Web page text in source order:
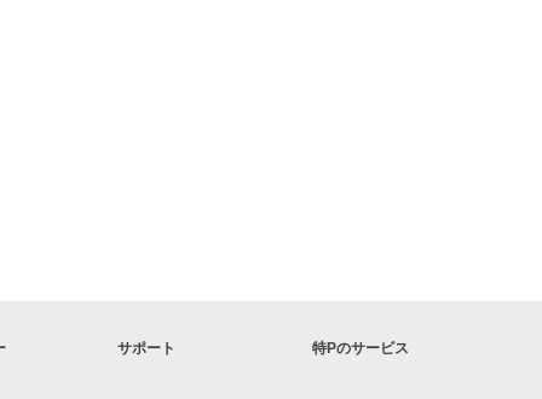
サポート 特Pのサービス